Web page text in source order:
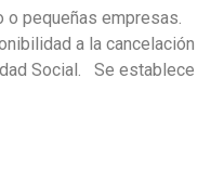
o pequeñas empresas.
a la cancelación
Social. Se establece